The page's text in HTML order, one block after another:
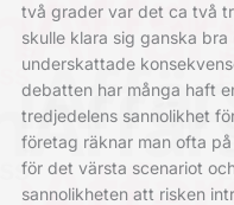
två grader var det ca två
skulle klara sig ganska
underskattade
debatten har många haft
tredjedelens sannolikhet
företag räknar man ofta
för det värsta scenariot
sannolikheten att risken